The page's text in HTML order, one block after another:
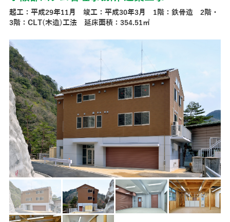
起工：平成29年11月 竣工：平成30年3月 1階：鉄骨造 2階・
3階：CLT(木造)工法 延床面積：354.51㎡